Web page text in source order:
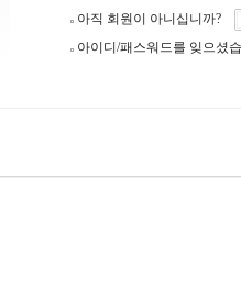
아직 회원이 아니십니까?
아이디/패스워드를 잊으셨